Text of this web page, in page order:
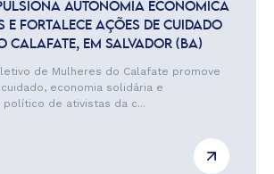
AUTONOMIA ECONÔMICA
E FORTALECE AÇÕES DE CUIDADO
CALAFATE, EM SALVADOR (BA)
de Mulheres do Calafate promove
economia solidária e
de ativistas da c...